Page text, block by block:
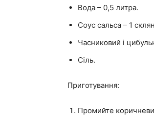
Вода – 0,5 литра.
Соус сальса – 1
Часниковий і
Сіль.
Приготування:
Промийте